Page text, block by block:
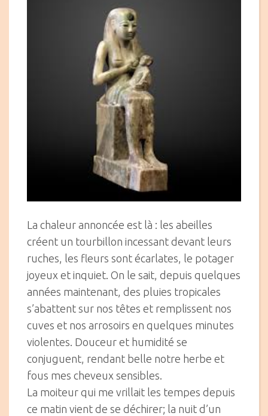
La chaleur annoncée est là : les abeilles
créent un tourbillon incessant devant leurs
ruches, les fleurs sont écarlates, le potager
joyeux et inquiet. On le sait, depuis quelques
années maintenant, des pluies tropicales
s’abattent sur nos têtes et remplissent nos
cuves et nos arrosoirs en quelques minutes
violentes. Douceur et humidité se
conjuguent, rendant belle notre herbe et
fous mes cheveux sensibles.
La moiteur qui me vrillait les tempes depuis
ce matin vient de se déchirer; la nuit d’un